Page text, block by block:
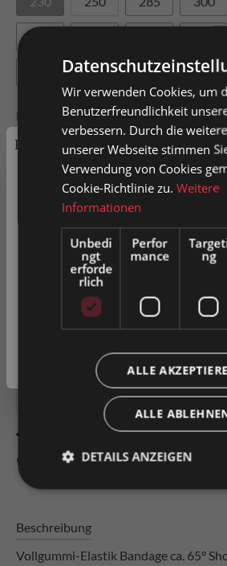
550 610 620
Innendurchmesser
100 120 140
220 240 270
370 410
In den Warenkorb
0036081
Zum Merkzettel hinzufügen
Produkt vergleichen
Fragen
Beschreibung
Vollgummi-Elastik Bandage ca. 65°
Preisauszeichnung
Privatkunden können Preise mit
Geschäftskunden Preise ohne MwSt.
werden.
Bitte wählen Sie Ihre bevorzugte
Privatkunde
Geschäftskunde( exkl.
Wir verwenden Cookies, um
Benutzerfreundlichkeit
verbessern. Durch die
unserer Webseite stimmen
Verwendung von Cookies
Cookie-Richtlinie zu.Weitere
Informationen
Unbedi
ngt
erforde
rlich
Perfor
mance
ng
ALLE
ALLE
DETAILS ANZEIGEN